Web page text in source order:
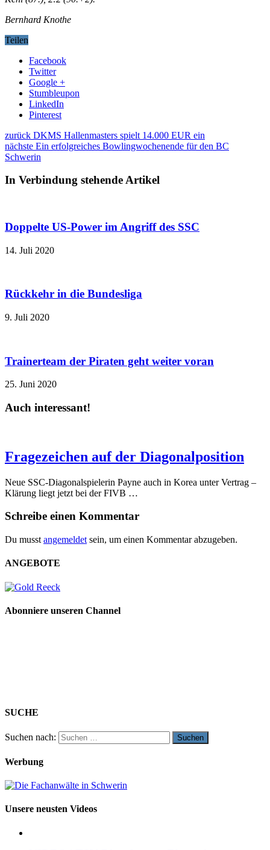
Bernhard Knothe
Teilen
Facebook
Twitter
Google +
Stumbleupon
LinkedIn
Pinterest
zurück DKMS Hallenmasters spielt 14.000 EUR ein
nächste Ein erfolgreiches Bowlingwochenende für den BC
Schwerin
In Verbindung stehende Artikel
Doppelte US-Power im Angriff des SSC
14. Juli 2020
Rückkehr in die Bundesliga
9. Juli 2020
Trainerteam der Piraten geht weiter voran
25. Juni 2020
Auch interessant!
Fragezeichen auf der Diagonalposition
Neue SSC-Diagonalspielerin Payne auch in Korea unter Vertrag –
Klärung liegt jetzt bei der FIVB …
Schreibe einen Kommentar
Du musst angemeldet sein, um einen Kommentar abzugeben.
ANGEBOTE
Abonniere unseren Channel
SUCHE
Suchen nach:
Werbung
Unsere neusten Videos